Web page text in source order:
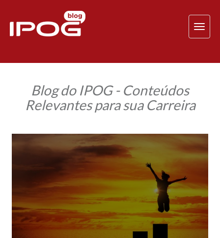
Blog do IPOG - Conteúdos
Relevantes para sua Carreira
O